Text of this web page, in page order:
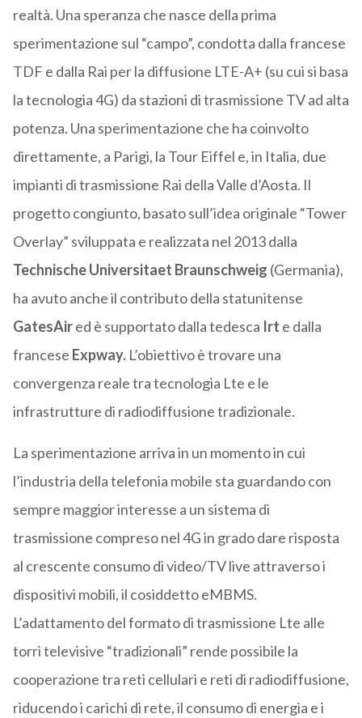
realtà. Una speranza che nasce della prima
sperimentazione sul “campo”, condotta dalla francese
TDF e dalla Rai per la diffusione LTE-A+ (su cui si basa
la tecnologia 4G) da stazioni di trasmissione TV ad alta
potenza. Una sperimentazione che ha coinvolto
direttamente, a Parigi, la Tour Eiffel e, in Italia, due
impianti di trasmissione Rai della Valle d’Aosta. Il
progetto congiunto, basato sull’idea originale “Tower
Overlay” sviluppata e realizzata nel 2013 dalla
Technische Universitaet Braunschweig (Germania),
ha avuto anche il contributo della statunitense
GatesAired è supportato dalla tedesca Irt e dalla
francese Expway.L’obiettivo è trovare una
convergenza reale tra tecnologia Lte e le
infrastrutture di radiodiffusione tradizionale.
La sperimentazione arriva in un momento in cui
l’industria della telefonia mobile sta guardando con
sempre maggior interesse a un sistema di
trasmissione compreso nel 4G in grado dare risposta
al crescente consumo di video/TV live attraverso i
dispositivi mobili, il cosiddetto eMBMS.
L’adattamento del formato di trasmissione Lte alle
torri televisive “tradizionali” rende possibile la
cooperazione tra reti cellulari e reti di radiodiffusione,
riducendo i carichi di rete, il consumo di energia e i